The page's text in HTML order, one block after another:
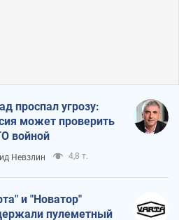
проспал угрозу:
может проверить
войной
Невзлин 4,8 т.
и "Новатор"
пулеметный